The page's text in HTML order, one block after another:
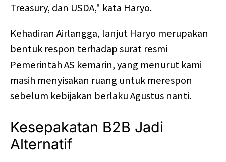
Treasury, dan USDA," kata Haryo.
Kehadiran Airlangga, lanjut Haryo merupakan
bentuk respon terhadap surat resmi
Pemerintah AS kemarin, yang menurut kami
masih menyisakan ruang untuk merespon
sebelum kebijakan berlaku Agustus nanti.
Kesepakatan B2B Jadi
Alternatif